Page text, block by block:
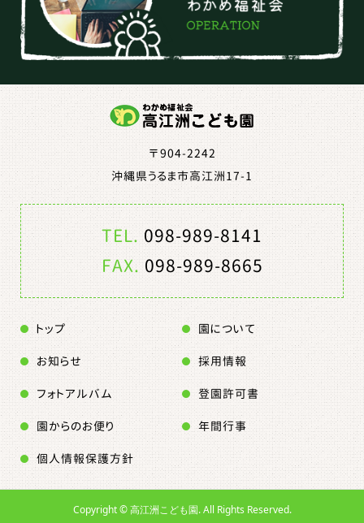
〒904-2242
沖縄県うるま市高江洲17-1
TEL.098-989-8141
FAX.098-989-8665
トップ 園について
園からのお便り
お知らせ 採用情報
年間行事
フォトアルバム 登園許可書
個人情報保護方針
Copyright ©高江洲こども園. All Rights Reserved.